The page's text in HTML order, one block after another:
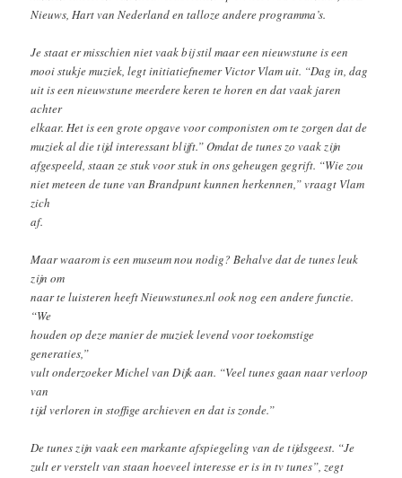
Nieuws, Hart van Nederland en talloze andere programma’s.
Je staat er misschien niet vaak bij stil maar een nieuwstune is een
mooi stukje muziek, legt initiatiefnemer Victor Vlam uit. “Dag in, dag
uit is een nieuwstune meerdere keren te horen en dat vaak jaren
achter
elkaar. Het is een grote opgave voor componisten om te zorgen dat de
muziek al die tijd interessant blijft.” Omdat de tunes zo vaak zijn
afgespeeld, staan ze stuk voor stuk in ons geheugen gegrift. “Wie zou
niet meteen de tune van Brandpunt kunnen herkennen,” vraagt Vlam
zich
af.
Maar waarom is een museum nou nodig? Behalve dat de tunes leuk
zijn om
naar te luisteren heeft Nieuwstunes.nl ook nog een andere functie.
“We
houden op deze manier de muziek levend voor toekomstige
generaties,”
vult onderzoeker Michel van Dijk aan. “Veel tunes gaan naar verloop
van
tijd verloren in stoffige archieven en dat is zonde.”
De tunes zijn vaak een markante afspiegeling van de tijdsgeest. “Je
zult er verstelt van staan hoeveel interesse er is in tv tunes”, zegt